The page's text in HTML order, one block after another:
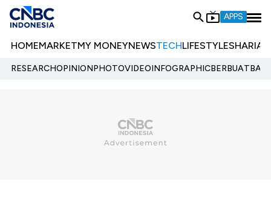
APPS
HOMEMARKETMY MONEYNEWSTECHLIFESTYLESHARIA
RESEARCHOPINIONPHOTOVIDEOINFOGRAPHIC